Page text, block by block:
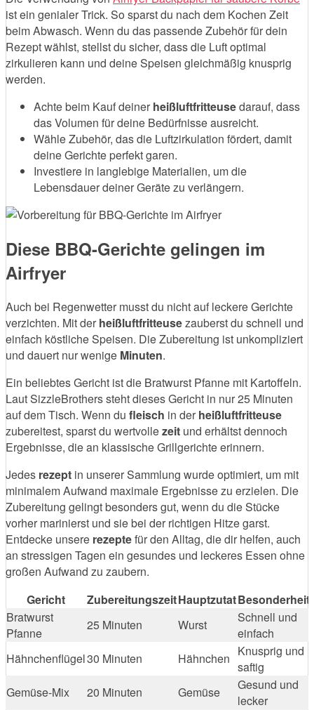
ist ein genialer Trick. So sparst du nach dem Kochen Zeit
beim Abwasch. Wenn du das passende Zubehör für dein
Rezept wählst, stellst du sicher, dass die Luft optimal
zirkulieren kann und deine Speisen gleichmäßig knusprig
werden.
Achte beim Kauf deiner heißluftfritteusedarauf, dass
das Volumen für deine Bedürfnisse ausreicht.
Wähle Zubehör, das die Luftzirkulation fördert, damit
deine Gerichte perfekt garen.
Investiere in langlebige Materialien, um die
Lebensdauer deiner Geräte zu verlängern.
Diese BBQ-Gerichte gelingen im
Airfryer
Auch bei Regenwetter musst du nicht auf leckere Gerichte
verzichten. Mit der heißluftfritteusezauberst du schnell und
einfach köstliche Speisen. Die Zubereitung ist unkompliziert
und dauert nur wenige Minuten.
Ein beliebtes Gericht ist die Bratwurst Pfanne mit Kartoffeln.
Laut SizzleBrothers steht dieses Gericht in nur 25 Minuten
auf dem Tisch. Wenn du fleisch in der heißluftfritteuse
zubereitest, sparst du wertvollezeit und erhältst dennoch
Ergebnisse, die an klassische Grillgerichte erinnern.
Jedes rezept in unserer Sammlung wurde optimiert, um mit
minimalem Aufwand maximale Ergebnisse zu erzielen. Die
Zubereitung gelingt besonders gut, wenn du die Stücke
vorher marinierst und sie bei der richtigen Hitze garst.
Entdecke unsere rezeptefür den Alltag, die dir helfen, auch
an stressigen Tagen ein gesundes und leckeres Essen ohne
großen Aufwand zu zaubern.
Gericht
ZubereitungszeitHauptzutatBesonderheit
Bratwurst
Pfanne
25 Minuten Wurst
Schnell und
einfach
Hähnchenflügel30 Minuten Hähnchen Knusprig und
saftig
Gemüse-Mix
20 Minuten Gemüse
Gesund und
lecker